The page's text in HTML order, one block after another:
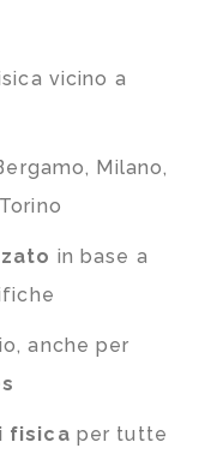
vicino a
Milano,
in base a
anche per
fisica per tutte